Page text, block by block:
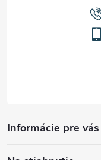
Informácie pre vás